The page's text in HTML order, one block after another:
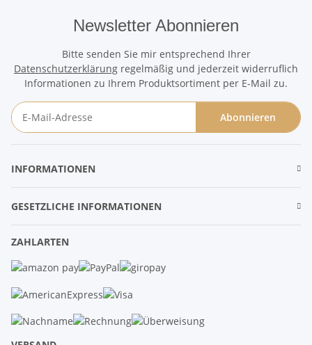
Newsletter Abonnieren
Bitte senden Sie mir entsprechend Ihrer
Datenschutzerklärung regelmäßig und jederzeit widerruflich
Informationen zu Ihrem Produktsortiment per E-Mail zu.
Abonnieren
INFORMATIONEN
GESETZLICHE INFORMATIONEN
ZAHLARTEN